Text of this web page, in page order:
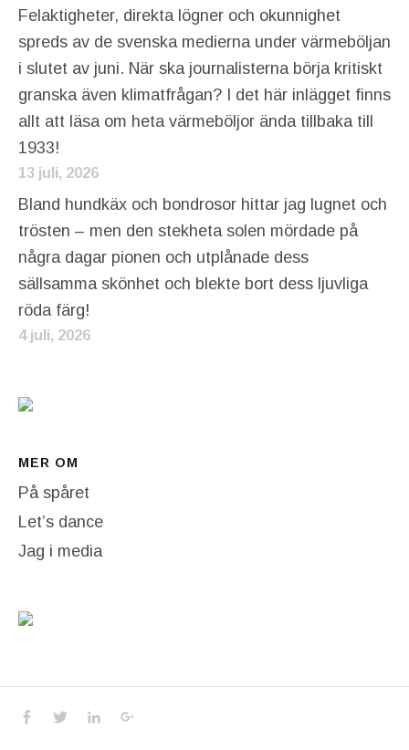
Felaktigheter, direkta lögner och okunnighet
spreds av de svenska medierna under värmeböljan
i slutet av juni. När ska journalisterna börja kritiskt
granska även klimatfrågan? I det här inlägget finns
allt att läsa om heta värmeböljor ända tillbaka till
1933!
13 juli, 2026
Bland hundkäx och bondrosor hittar jag lugnet och
trösten – men den stekheta solen mördade på
några dagar pionen och utplånade dess
sällsamma skönhet och blekte bort dess ljuvliga
röda färg!
4 juli, 2026
MER OM
På spåret
Let’s dance
Jag i media
Social Media Profiles
Facebook
TwitterLinkedIn